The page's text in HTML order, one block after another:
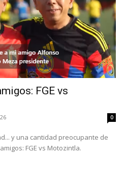
FGE vs
0
y una cantidad preocupante de
FGE vs Motozintla.